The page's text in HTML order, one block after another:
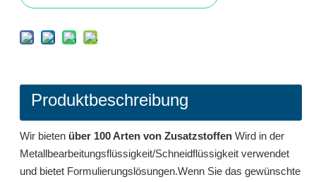
2068: 4-tert-Butylbenzoesäure 98-73-7
erkundigen
1020 ° C phosphatfreie wasserlösliche Siloxan-Keton-Aluminium-Korrosionsinhibitor
erkundigen
Produktbeschreibung
Wir bieten über 100 Arten von Zusatzstoffen Wird in der
Metallbearbeitungsflüssigkeit/Schneidflüssigkeit verwendet
und bietet Formulierungslösungen.Wenn Sie das gewünschte